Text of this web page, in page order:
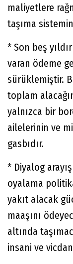
maliyetlere
taşıma
* Son beş
varan ödeme
sürüklemiştir.
toplam
yalnızca bir
ailelerinin ve
gasbıdır.
* Diyalog
oyalama
yakıt alacak
maaşını
altında
insani ve